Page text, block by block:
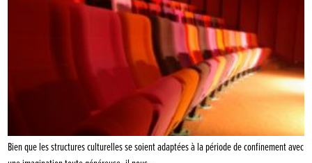
Bien que les structures culturelles se soient adaptées à la période de confinement avec